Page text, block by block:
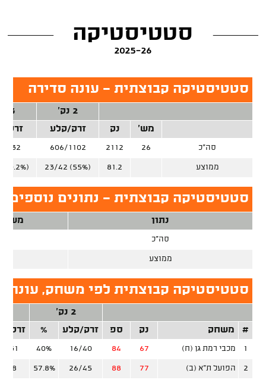
סטטיסטיקה
2025-26
סטטיסטיקה קבוצתית - עונה סדירה
2 נק'
3 נק'
מש'
נק זרק/קלע זרק/
סה"כ 26
2112
606/1102
632
ממוצע 81.2
23/42 (55%)
סטטיסטיקה קבוצתית - נתונים נוספים,
נתון
סה"כ
ממוצע
סטטיסטיקה קבוצתית לפי משחק, עונה
2 נק'
#
משחק נק ספ זרק/קלע % זרק/
1 מכבי רמת גן (ח) 67
84
16/40
40%
31
2 הפועל ת"א (ב) 77
88
26/45
57.8%
18